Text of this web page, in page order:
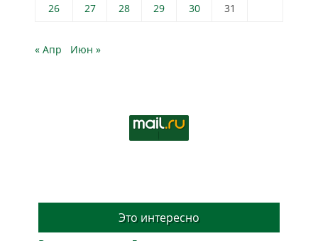
26
27 28 29 30 31
« Апр Июн »
Это интересно